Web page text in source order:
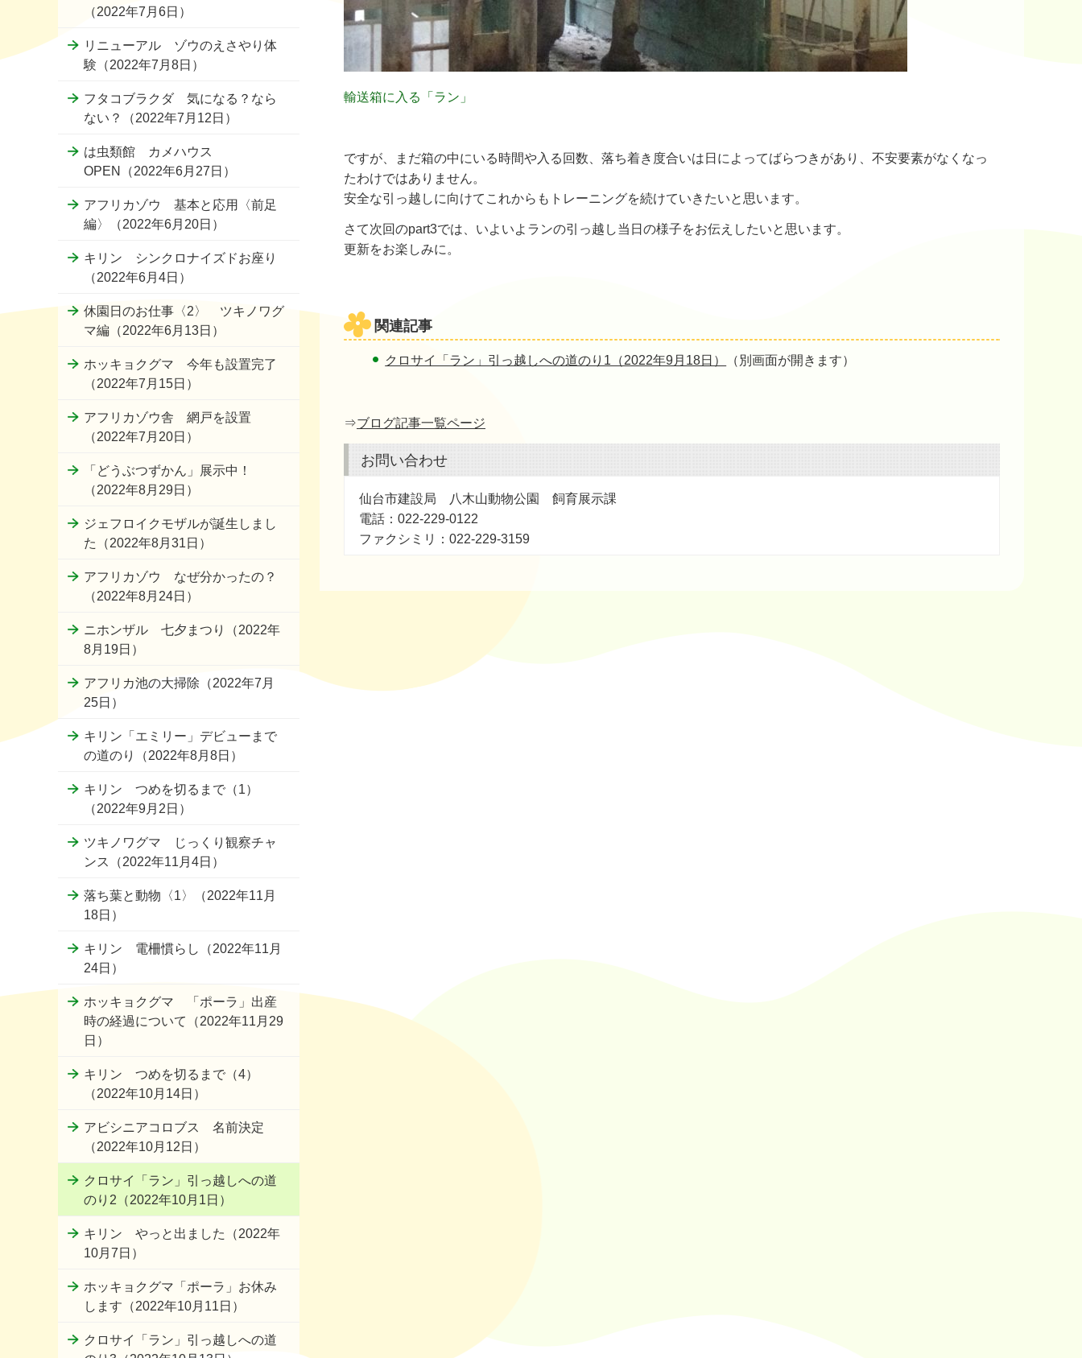
（2022年7月6日）
リニューアル ゾウのえさやり体
験（2022年7月8日）
フタコブラクダ 気になる？なら
ない？（2022年7月12日）
は虫類館 カメハウス
OPEN（2022年6月27日）
アフリカゾウ 基本と応用〈前足
編〉（2022年6月20日）
キリン シンクロナイズドお座り
（2022年6月4日）
休園日のお仕事〈2〉 ツキノワグ
マ編（2022年6月13日）
ホッキョクグマ 今年も設置完了
（2022年7月15日）
アフリカゾウ舎 網戸を設置
（2022年7月20日）
「どうぶつずかん」展示中！
（2022年8月29日）
ジェフロイクモザルが誕生しまし
た（2022年8月31日）
アフリカゾウ なぜ分かったの？
（2022年8月24日）
ニホンザル 七夕まつり（2022年
8月19日）
アフリカ池の大掃除（2022年7月
25日）
キリン「エミリー」デビューまで
の道のり（2022年8月8日）
キリン つめを切るまで（1）
（2022年9月2日）
ツキノワグマ じっくり観察チャ
ンス（2022年11月4日）
落ち葉と動物〈1〉（2022年11月
18日）
キリン 電柵慣らし（2022年11月
24日）
ホッキョクグマ 「ポーラ」出産
時の経過について（2022年11月29
日）
キリン つめを切るまで（4）
（2022年10月14日）
アビシニアコロブス 名前決定
（2022年10月12日）
クロサイ「ラン」引っ越しへの道
のり2（2022年10月1日）
キリン やっと出ました（2022年
10月7日）
ホッキョクグマ「ポーラ」お休み
します（2022年10月11日）
クロサイ「ラン」引っ越しへの道
輸送箱に入る「ラン」
ですが、まだ箱の中にいる時間や入る回数、落ち着き度合いは日によってばらつきがあり、不安要素がなくなっ
たわけではありません。
安全な引っ越しに向けてこれからもトレーニングを続けていきたいと思います。
さて次回のpart3では、いよいよランの引っ越し当日の様子をお伝えしたいと思います。
更新をお楽しみに。
関連記事
クロサイ「ラン」引っ越しへの道のり1（2022年9月18日） （別画面が開きます）
⇒ブログ記事一覧ページ
お問い合わせ
仙台市建設局 八木山動物公園 飼育展示課
電話：022-229-0122
ファクシミリ：022-229-3159